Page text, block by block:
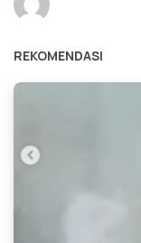
REKOMENDASI